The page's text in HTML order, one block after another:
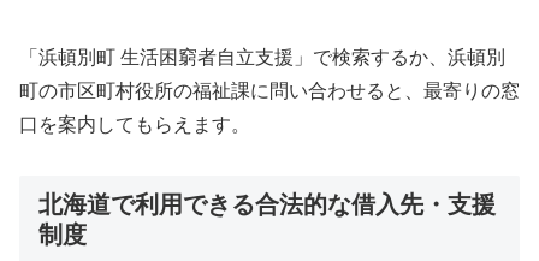
「浜頓別町 生活困窮者自立支援」で検索するか、浜頓別
町の市区町村役所の福祉課に問い合わせると、最寄りの窓
口を案内してもらえます。
北海道で利用できる合法的な借入先・支援
制度